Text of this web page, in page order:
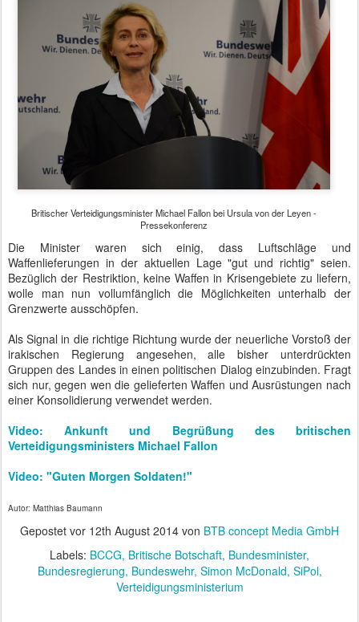
Britischer Verteidigungsminister Michael Fallon bei Ursula von der Leyen -
Pressekonferenz
Die Minister waren sich einig, dass Luftschläge und
Waffenlieferungen in der aktuellen Lage "gut und richtig" seien.
Bezüglich der Restriktion, keine Waffen in Krisengebiete zu liefern,
wolle man nun vollumfänglich die Möglichkeiten unterhalb der
Grenzwerte ausschöpfen.
Als Signal in die richtige Richtung wurde der neuerliche Vorstoß der
irakischen Regierung angesehen, alle bisher unterdrückten
Gruppen des Landes in einen politischen Dialog einzubinden. Fragt
sich nur, gegen wen die gelieferten Waffen und Ausrüstungen nach
einer Konsolidierung verwendet werden.
Video: Ankunft und Begrüßung des britischen
Verteidigungsministers Michael Fallon
Video: "Guten Morgen Soldaten!"
Autor: Matthias Baumann
Gepostet vor 12th August 2014 von BTB concept Media GmbH
Labels: BCCG Britische Botschaft Bundesminister
Bundesregierung Bundeswehr Simon McDonald SiPol
Verteidigungsministerium